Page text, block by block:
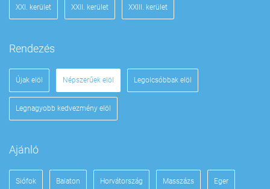
XXI. kerület XXII. kerület XXIII. kerület
Rendezés
Újak elöl Népszerűek elöl Legolcsóbbak elöl
Legnagyobb kedvezmény elöl
Ajánló
Siófok Balaton Horvátország Masszázs Eger